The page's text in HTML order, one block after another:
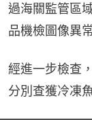
過海關監管區
品機檢圖像異
經進一步檢查
分別查獲冷凍